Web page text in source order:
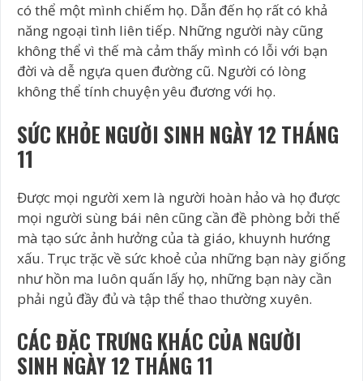
có thể một mình chiếm họ. Dẫn đến họ rất có khả
năng ngoại tình liên tiếp. Những người này cũng
không thể vì thế mà cảm thấy mình có lỗi với bạn
đời và dễ ngựa quen đường cũ. Người có lòng
không thể tính chuyện yêu đương với họ.
SỨC KHỎE NGƯỜI SINH NGÀY 12 THÁNG
11
Được mọi người xem là người hoàn hảo và họ được
mọi người sùng bái nên cũng cần đề phòng bởi thế
mà tạo sức ảnh hưởng của tà giáo, khuynh hướng
xấu. Trục trặc về sức khoẻ của những bạn này giống
như hồn ma luôn quấn lấy họ, những bạn này cần
phải ngủ đầy đủ và tập thể thao thường xuyên.
CÁC ĐẶC TRƯNG KHÁC CỦA NGƯỜI
SINH NGÀY 12 THÁNG 11